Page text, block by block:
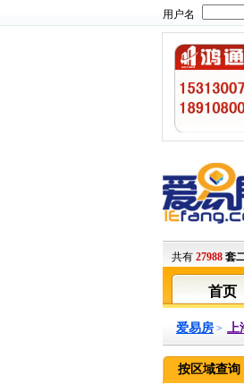
用户名
共有 27988 套
首页
爱易房 > 上
按区域查询